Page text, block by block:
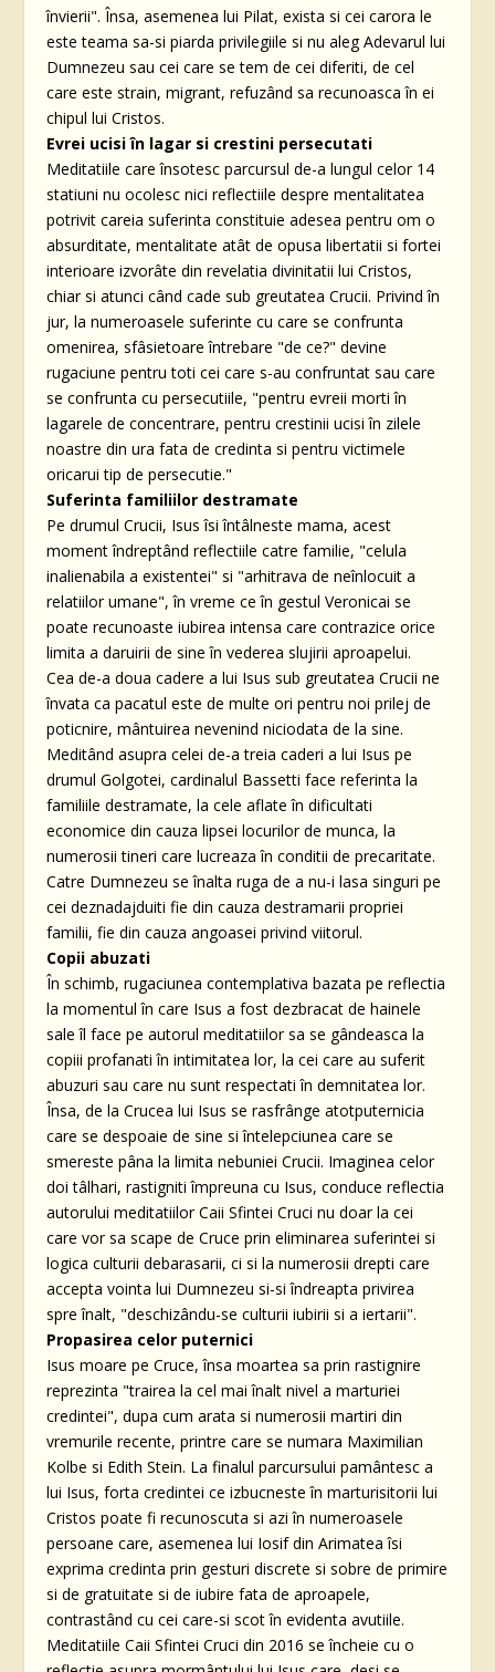
învierii". Însa, asemenea lui Pilat, exista si cei carora le
este teama sa-si piarda privilegiile si nu aleg Adevarul lui
Dumnezeu sau cei care se tem de cei diferiti, de cel
care este strain, migrant, refuzând sa recunoasca în ei
chipul lui Cristos.
Evrei ucisi în lagar si crestini persecutati
Meditatiile care însotesc parcursul de-a lungul celor 14
statiuni nu ocolesc nici reflectiile despre mentalitatea
potrivit careia suferinta constituie adesea pentru om o
absurditate, mentalitate atât de opusa libertatii si fortei
interioare izvorâte din revelatia divinitatii lui Cristos,
chiar si atunci când cade sub greutatea Crucii. Privind în
jur, la numeroasele suferinte cu care se confrunta
omenirea, sfâsietoare întrebare "de ce?" devine
rugaciune pentru toti cei care s-au confruntat sau care
se confrunta cu persecutiile, "pentru evreii morti în
lagarele de concentrare, pentru crestinii ucisi în zilele
noastre din ura fata de credinta si pentru victimele
oricarui tip de persecutie."
Suferinta familiilor destramate
Pe drumul Crucii, Isus îsi întâlneste mama, acest
moment îndreptând reflectiile catre familie, "celula
inalienabila a existentei" si "arhitrava de neînlocuit a
relatiilor umane", în vreme ce în gestul Veronicai se
poate recunoaste iubirea intensa care contrazice orice
limita a daruirii de sine în vederea slujirii aproapelui.
Cea de-a doua cadere a lui Isus sub greutatea Crucii ne
învata ca pacatul este de multe ori pentru noi prilej de
poticnire, mântuirea nevenind niciodata de la sine.
Meditând asupra celei de-a treia caderi a lui Isus pe
drumul Golgotei, cardinalul Bassetti face referinta la
familiile destramate, la cele aflate în dificultati
economice din cauza lipsei locurilor de munca, la
numerosii tineri care lucreaza în conditii de precaritate.
Catre Dumnezeu se înalta ruga de a nu-i lasa singuri pe
cei deznadajduiti fie din cauza destramarii propriei
familii, fie din cauza angoasei privind viitorul.
Copii abuzati
În schimb, rugaciunea contemplativa bazata pe reflectia
la momentul în care Isus a fost dezbracat de hainele
sale îl face pe autorul meditatiilor sa se gândeasca la
copiii profanati în intimitatea lor, la cei care au suferit
abuzuri sau care nu sunt respectati în demnitatea lor.
Însa, de la Crucea lui Isus se rasfrânge atotputernicia
care se despoaie de sine si întelepciunea care se
smereste pâna la limita nebuniei Crucii. Imaginea celor
doi tâlhari, rastigniti împreuna cu Isus, conduce reflectia
autorului meditatiilor Caii Sfintei Cruci nu doar la cei
care vor sa scape de Cruce prin eliminarea suferintei si
logica culturii debarasarii, ci si la numerosii drepti care
accepta vointa lui Dumnezeu si-si îndreapta privirea
spre înalt, "deschizându-se culturii iubirii si a iertarii".
Propasirea celor puternici
Isus moare pe Cruce, însa moartea sa prin rastignire
reprezinta "trairea la cel mai înalt nivel a marturiei
credintei", dupa cum arata si numerosii martiri din
vremurile recente, printre care se numara Maximilian
Kolbe si Edith Stein. La finalul parcursului pamântesc a
lui Isus, forta credintei ce izbucneste în marturisitorii lui
Cristos poate fi recunoscuta si azi în numeroasele
persoane care, asemenea lui Iosif din Arimatea îsi
exprima credinta prin gesturi discrete si sobre de primire
si de gratuitate si de iubire fata de aproapele,
contrastând cu cei care-si scot în evidenta avutiile.
Meditatiile Caii Sfintei Cruci din 2016 se încheie cu o